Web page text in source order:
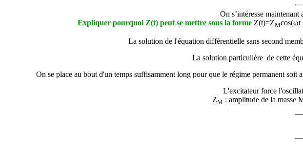
On s’intéresse
Expliquer pourquoi Z(t) peut se mettre sous la formeZ(t)=ZMcos(ωt
La solution de l'équation différentielle sans second
La solution particulière de cette
On se place au bout d'un temps suffisamment long pour que le régime permanent
L'excitateur force
ZM : amplitude de la masse